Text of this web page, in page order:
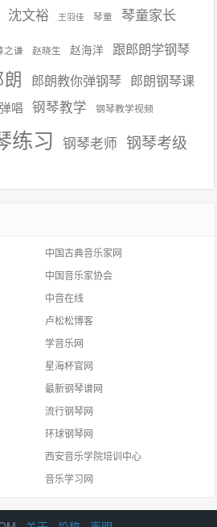
沈文裕 王羽佳 琴童 琴童家长
之谦 赵晓生 赵海洋 跟郎朗学钢琴
朗 郎朗教你弹钢琴 郎朗钢琴课
唱 钢琴教学 钢琴教学视频
练习 钢琴老师 钢琴考级
中国古典音乐家网
中国音乐家协会
中音在线
卢松松博客
学音乐网
星海杯官网
最新钢琴谱网
流行钢琴网
环球钢琴网
西安音乐学院培训中心
音乐学习网